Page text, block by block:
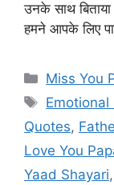
उनके साथ
हमने आपके लिए
Miss You
Tags
Emotional
Quotes,
Love You
Yaad Shayari,